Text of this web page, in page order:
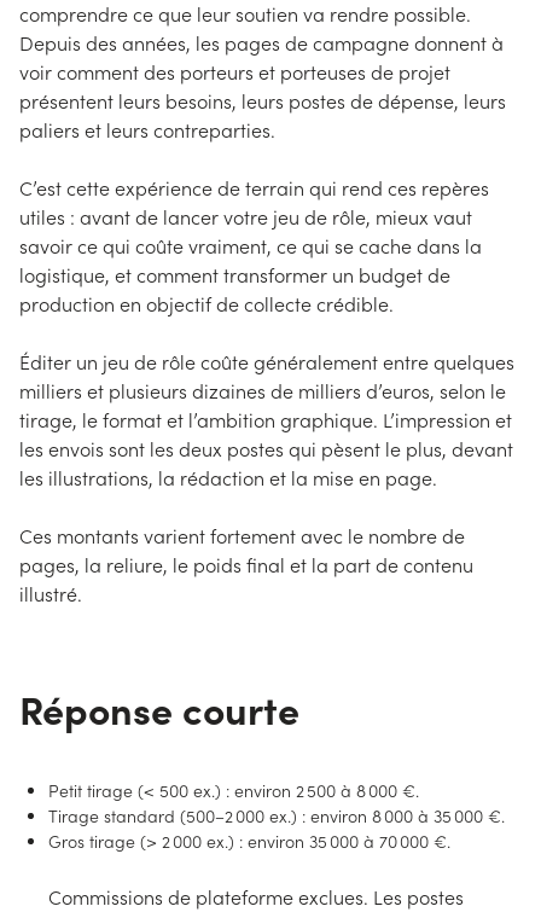
comprendre ce que leur soutien va rendre possible.
Depuis des années, les pages de campagne donnent à
voir comment des porteurs et porteuses de projet
présentent leurs besoins, leurs postes de dépense, leurs
paliers et leurs contreparties.
C’est cette expérience de terrain qui rend ces repères
utiles : avant de lancer votre jeu de rôle, mieux vaut
savoir ce qui coûte vraiment, ce qui se cache dans la
logistique, et comment transformer un budget de
production en objectif de collecte crédible.
Éditer un jeu de rôle coûte généralement entre quelques
milliers et plusieurs dizaines de milliers d’euros, selon le
tirage, le format et l’ambition graphique. L’impression et
les envois sont les deux postes qui pèsent le plus, devant
les illustrations, la rédaction et la mise en page.
Ces montants varient fortement avec le nombre de
pages, la reliure, le poids final et la part de contenu
illustré.
Réponse courte
Petit tirage (< 500 ex.) : environ 2 500 à 8 000 €.
Tirage standard (500–2 000 ex.) : environ 8 000 à 35 000 €.
Gros tirage (> 2 000 ex.) : environ 35 000 à 70 000 €.
Commissions de plateforme exclues. Les postes